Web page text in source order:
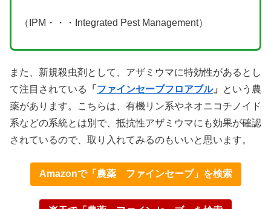
（IPM・・・Integrated Pest Management）
また、新規殺虫剤として、アザミウマに特効性があるとし
て注目されている
「 ファインセーブフロアブル」
という農
薬があります。こちらは、有機リン系やネオニコチノイド
系などの系統とは別で、抵抗性アザミウマにも効果が確認
されているので、取り入れてみるのもいいと思います。
Amazonで「農薬 ファインセーブ」を検索